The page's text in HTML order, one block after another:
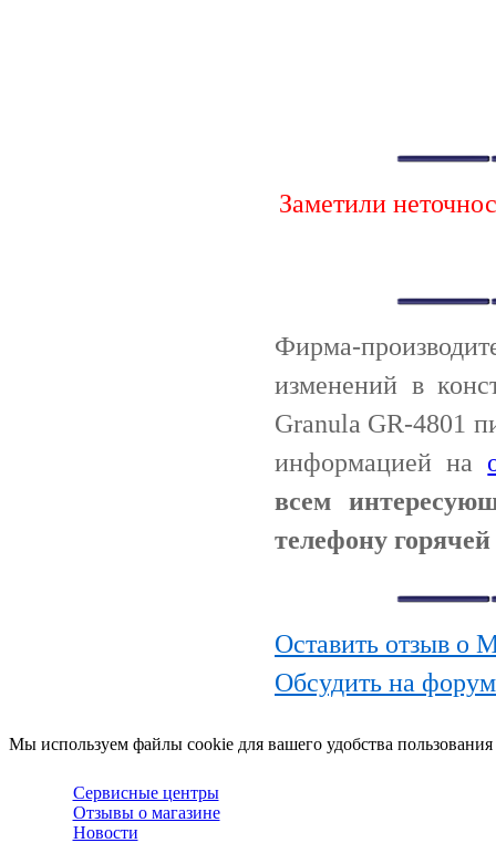
Заметили
Фирма-
изменений в
Granula GR-4801
информацией на
всем
телефону
Оставить отзыв о
Обсудить на
Мы используем файлы cookie для вашего удобства
Сервисные центры
Отзывы о магазине
Новости